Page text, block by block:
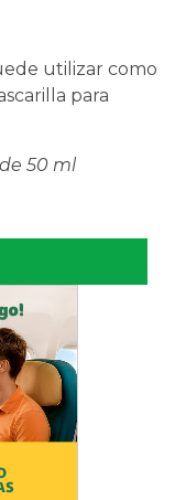
utilizar como
para
50 ml